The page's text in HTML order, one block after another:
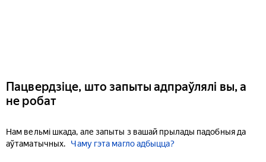
Пацвердзіце, што запыты адпраўлялі вы, а
не робат
Нам вельмі шкада, але запыты з вашай прылады падобныя да
аўтаматычных.
Чаму гэта магло адбыцца?